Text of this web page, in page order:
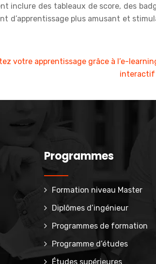
inclure des tableaux de score, des
d’apprentissage plus amusant et
votre apprentissage grâce à l’e-
interactif
Programmes
Formation niveau Master
Diplômes d’ingénieur
Programmes de formation
Programme d’études
Études supérieures